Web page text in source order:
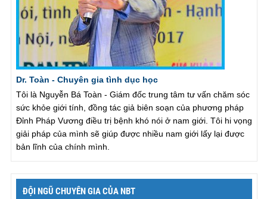
Dr. Toàn - Chuyên gia tình dục học
Tôi là Nguyễn Bá Toàn - Giám đốc trung tâm tư vấn chăm sóc
sức khỏe giới tính, đồng tác giả biên soạn của phương pháp
Đỉnh Pháp Vương điều trị bệnh khó nói ở nam giới. Tôi hi vọng
giải pháp của mình sẽ giúp được nhiều nam giới lấy lại được
bản lĩnh của chính mình.
ĐỘI NGŨ CHUYÊN GIA CỦA NBT